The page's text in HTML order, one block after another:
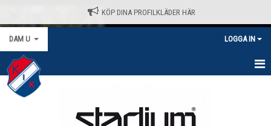
KÖP DINA PROFILKLÄDER HÄR
DAM U LOGGA IN
HEM